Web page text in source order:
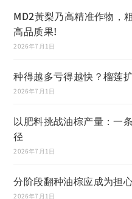
MD2黃梨乃高精准作物，
高品质果!
2026年7月1日
种得越多亏得越快？榴莲
2026年7月1日
以肥料挑战油棕产量：一
径
2026年7月1日
分阶段翻种油棕应成为担
2026年7月1日